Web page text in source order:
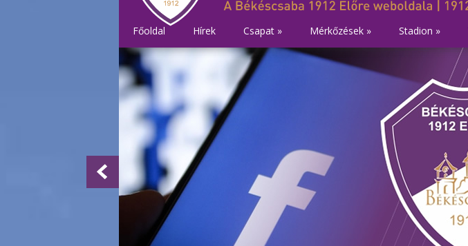
Főoldal Hírek Csapat » Mérkőzések » Stadion »